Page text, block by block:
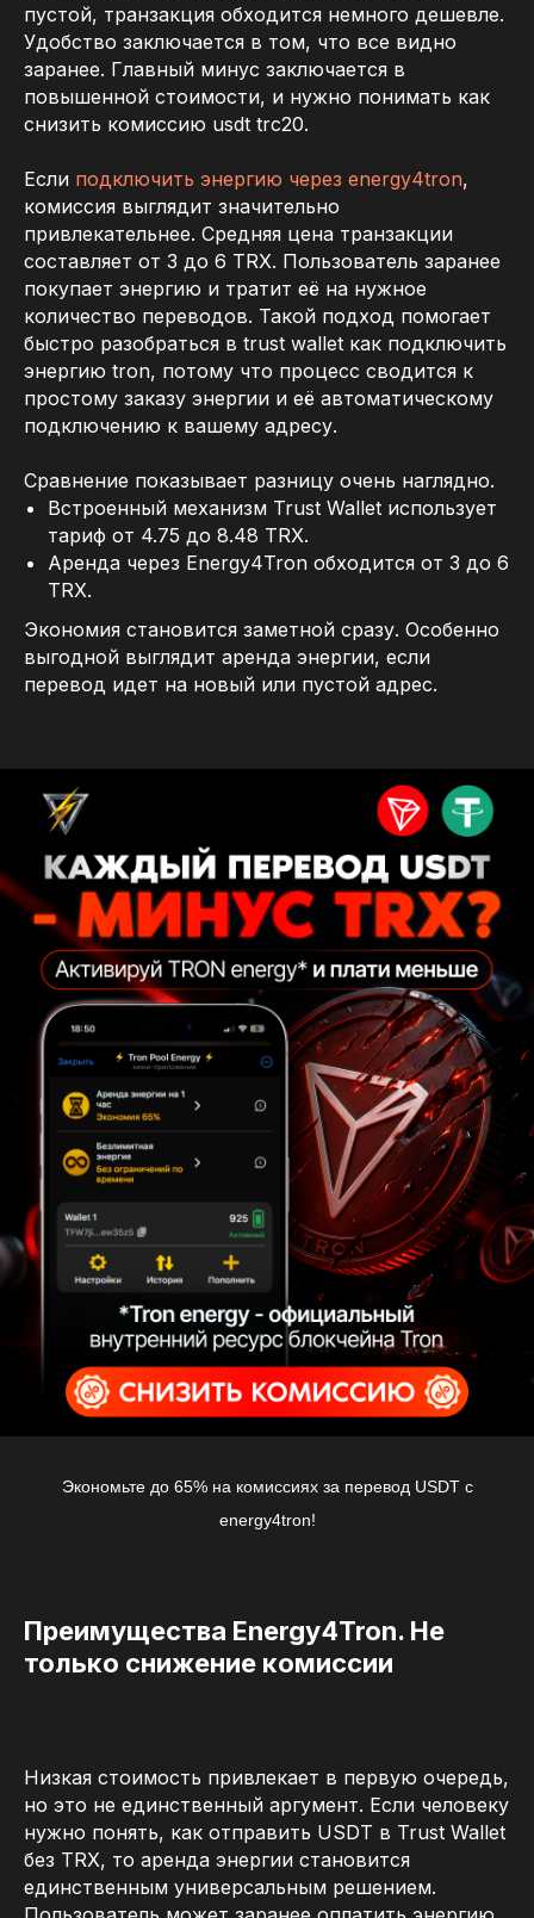
пустой, транзакция обходится немного дешевле.
Удобство заключается в том, что все видно
заранее. Главный минус заключается в
повышенной стоимости, и нужно понимать как
снизить комиссию usdt trc20.
Если подключить энергию через energy4tron,
комиссия выглядит значительно
привлекательнее. Средняя цена транзакции
составляет от 3 до 6 TRX. Пользователь заранее
покупает энергию и тратит её на нужное
количество переводов. Такой подход помогает
быстро разобраться в trust wallet как подключить
энергию tron, потому что процесс сводится к
простому заказу энергии и её автоматическому
подключению к вашему адресу.
Сравнение показывает разницу очень наглядно.
Встроенный механизм Trust Wallet использует
тариф от 4.75 до 8.48 TRX.
Аренда через Energy4Tron обходится от 3 до 6
TRX.
Экономия становится заметной сразу. Особенно
выгодной выглядит аренда энергии, если
перевод идет на новый или пустой адрес.
Экономьте до 65% на комиссиях за перевод USDT с
energy4tron!
Преимущества Energy4Tron. Не
только снижение комиссии
Низкая стоимость привлекает в первую очередь,
но это не единственный аргумент. Если человеку
нужно понять, как отправить USDT в Trust Wallet
без TRX, то аренда энергии становится
единственным универсальным решением.